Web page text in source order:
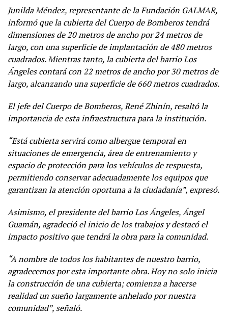
Junilda Méndez, representante de la Fundación GALMAR,
informó que la cubierta del Cuerpo de Bomberos tendrá
dimensiones de 20 metros de ancho por 24 metros de
largo, con una superficie de implantación de 480 metros
cuadrados. Mientras tanto, la cubierta del barrio Los
Ángeles contará con 22 metros de ancho por 30 metros de
largo, alcanzando una superficie de 660 metros cuadrados.
El jefe del Cuerpo de Bomberos, René Zhinín, resaltó la
importancia de esta infraestructura para la institución.
“Está cubierta servirá como albergue temporal en
situaciones de emergencia, área de entrenamiento y
espacio de protección para los vehículos de respuesta,
permitiendo conservar adecuadamente los equipos que
garantizan la atención oportuna a la ciudadanía”, expresó.
Asimismo, el presidente del barrio Los Ángeles, Ángel
Guamán, agradeció el inicio de los trabajos y destacó el
impacto positivo que tendrá la obra para la comunidad.
“A nombre de todos los habitantes de nuestro barrio,
agradecemos por esta importante obra. Hoy no solo inicia
la construcción de una cubierta; comienza a hacerse
realidad un sueño largamente anhelado por nuestra
comunidad”, señaló.